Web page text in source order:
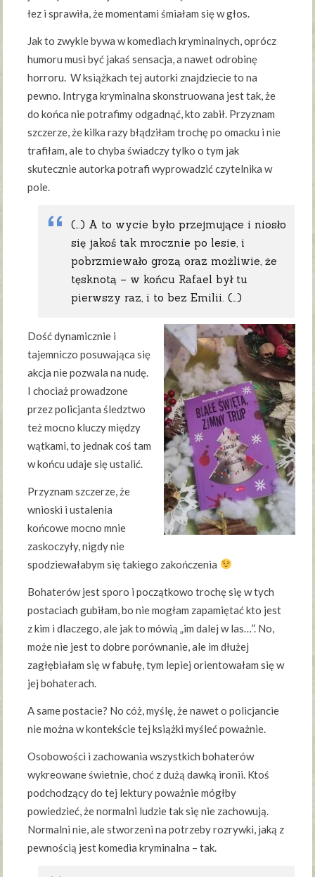
łez i sprawiła, że momentami śmiałam się w głos.
Jak to zwykle bywa w komediach kryminalnych, oprócz
humoru musi być jakaś sensacja, a nawet odrobinę
horroru. W książkach tej autorki znajdziecie to na
pewno. Intryga kryminalna skonstruowana jest tak, że
do końca nie potrafimy odgadnąć, kto zabił. Przyznam
szczerze, że kilka razy błądziłam trochę po omacku i nie
trafiłam, ale to chyba świadczy tylko o tym jak
skutecznie autorka potrafi wyprowadzić czytelnika w
pole.
(…) A to wycie było przejmujące i niosło
się jakoś tak mrocznie po lesie, i
pobrzmiewało grozą oraz możliwie, że
tęsknotą – w końcu Rafael był tu
pierwszy raz, i to bez Emilii. (…)
Dość dynamicznie i
tajemniczo posuwająca się
akcja nie pozwala na nudę.
I chociaż prowadzone
przez policjanta śledztwo
też mocno kluczy między
wątkami, to jednak coś tam
w końcu udaje się ustalić.
Przyznam szczerze, że
wnioski i ustalenia
końcowe mocno mnie
zaskoczyły, nigdy nie
spodziewałabym się takiego zakończenia
Bohaterów jest sporo i początkowo trochę się w tych
postaciach gubiłam, bo nie mogłam zapamiętać kto jest
z kim i dlaczego, ale jak to mówią „im dalej w las…”. No,
może nie jest to dobre porównanie, ale im dłużej
zagłębiałam się w fabułę, tym lepiej orientowałam się w
jej bohaterach.
A same postacie? No cóż, myślę, że nawet o policjancie
nie można w kontekście tej książki myśleć poważnie.
Osobowości i zachowania wszystkich bohaterów
wykreowane świetnie, choć z dużą dawką ironii. Ktoś
podchodzący do tej lektury poważnie mógłby
powiedzieć, że normalni ludzie tak się nie zachowują.
Normalni nie, ale stworzeni na potrzeby rozrywki, jaką z
pewnością jest komedia kryminalna – tak.